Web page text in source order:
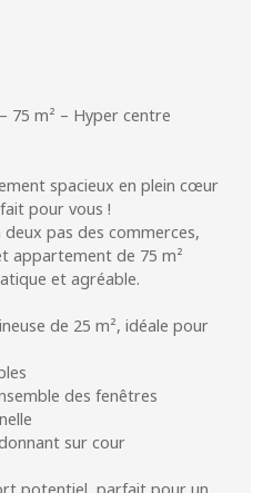
75 m² – Hyper centre
spacieux en plein cœur
pour vous !
pas des commerces,
appartement de 75 m²
et agréable.
de 25 m², idéale pour
des fenêtres
sur cour